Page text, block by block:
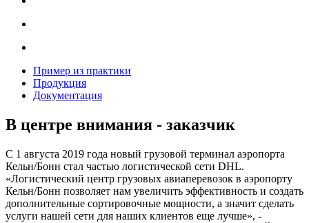
Пример из практики
Продукция
Документация
В центре внимания - заказчик
С 1 августа 2019 года новый грузовой терминал аэропорта
Кельн/Бонн стал частью логистической сети DHL.
«Логистический центр грузовых авиаперевозок в аэропорту
Кельн/Бонн позволяет нам увеличить эффективность и создать
дополнительные сортировочные мощности, а значит сделать
услуги нашей сети для наших клиентов еще лучше», -